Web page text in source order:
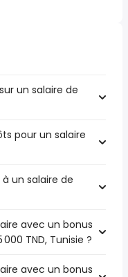
un salaire de
pour un salaire
un salaire de
avec un bonus
TND, Tunisie ?
avec un bonus